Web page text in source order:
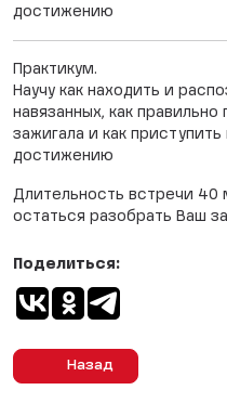
достижению
Практикум.
Научу как находить и
навязанных, как
зажигала и как
достижению
Длительность встречи 40
остаться разобрать Ваш
Назад
Поделиться: